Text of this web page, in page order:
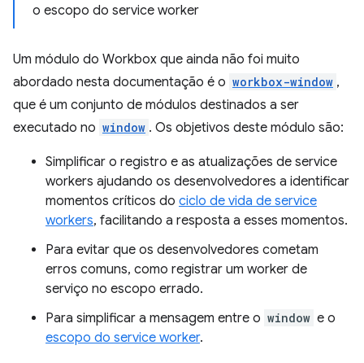
o escopo do service worker
Um módulo do Workbox que ainda não foi muito
abordado nesta documentação é o workbox-window ,
que é um conjunto de módulos destinados a ser
executado no window . Os objetivos deste módulo são:
Simplificar o registro e as atualizações de service
workers ajudando os desenvolvedores a identificar
momentos críticos do ciclo de vida de service
workers, facilitando a resposta a esses momentos.
Para evitar que os desenvolvedores cometam
erros comuns, como registrar um worker de
serviço no escopo errado.
Para simplificar a mensagem entre o window e o
escopo do service worker.